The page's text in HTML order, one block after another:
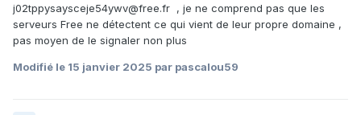
j02tppysaysceje54ywv@free.fr , je ne comprend pas que les
serveurs Free ne détectent ce qui vient de leur propre domaine ,
pas moyen de le signaler non plus
Modifié le 15 janvier 2025 par pascalou59